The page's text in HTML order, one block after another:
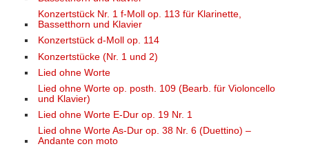
Konzertstück Nr. 1 f-Moll op. 113 für Klarinette,
Bassetthorn und Klavier
Konzertstück d-Moll op. 114
Konzertstücke (Nr. 1 und 2)
Lied ohne Worte
Lied ohne Worte op. posth. 109 (Bearb. für Violoncello
und Klavier)
Lied ohne Worte E-Dur op. 19 Nr. 1
Lied ohne Worte As-Dur op. 38 Nr. 6 (Duettino) –
Andante con moto